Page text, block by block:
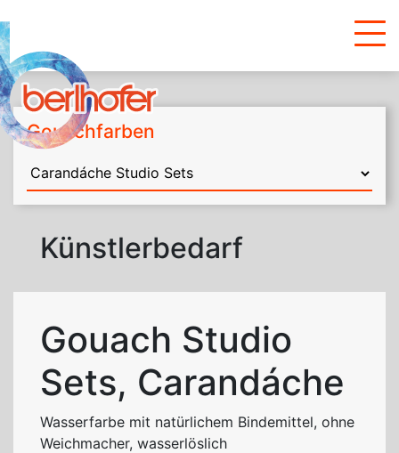
Gouachfarben
Künstlerbedarf
Gouach Studio
Sets, Carandáche
Wasserfarbe mit natürlichem Bindemittel, ohne
Weichmacher, wasserlöslich